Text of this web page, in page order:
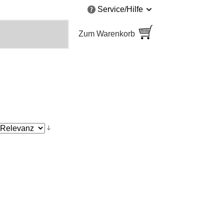
Service/Hilfe
Zum Warenkorb